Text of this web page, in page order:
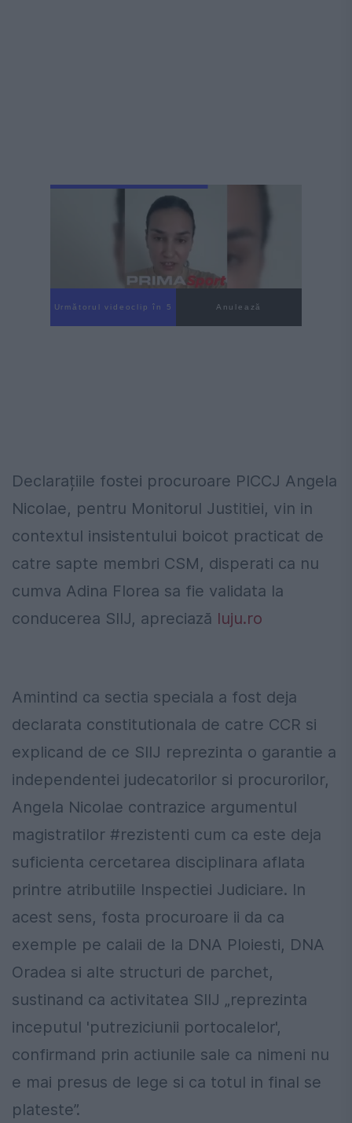
Următorul videoclip în 3 Anulează
Declarațiile fostei procuroare PICCJ Angela
Nicolae, pentru Monitorul Justitiei, vin in
contextul insistentului boicot practicat de
catre sapte membri CSM, disperati ca nu
cumva Adina Florea sa fie validata la
conducerea SIIJ, apreciază luju.ro
Amintind ca sectia speciala a fost deja
declarata constitutionala de catre CCR si
explicand de ce SIIJ reprezinta o garantie a
independentei judecatorilor si procurorilor,
Angela Nicolae contrazice argumentul
magistratilor #rezistenti cum ca este deja
suficienta cercetarea disciplinara aflata
printre atributiile Inspectiei Judiciare. In
acest sens, fosta procuroare ii da ca
exemple pe calaii de la DNA Ploiesti, DNA
Oradea si alte structuri de parchet,
sustinand ca activitatea SIIJ „reprezinta
inceputul 'putreziciunii portocalelor',
confirmand prin actiunile sale ca nimeni nu
e mai presus de lege si ca totul in final se
plateste”.